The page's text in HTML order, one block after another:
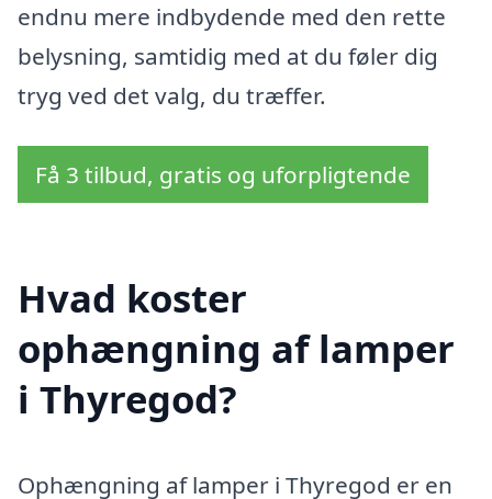
endnu mere indbydende med den rette
belysning, samtidig med at du føler dig
tryg ved det valg, du træffer.
Få 3 tilbud, gratis og uforpligtende
Hvad koster
ophængning af lamper
i Thyregod?
Ophængning af lamper i Thyregod er en